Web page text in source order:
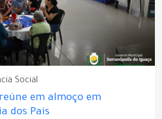
Social
em almoço em
dos Pais